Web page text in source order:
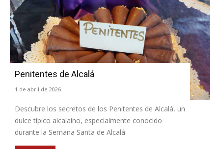
Penitentes de Alcalá
1 de abril de 2026
Descubre los secretos de los Penitentes de Alcalá, un
dulce típico alcalaíno, especialmente conocido
durante la Semana Santa de Alcalá